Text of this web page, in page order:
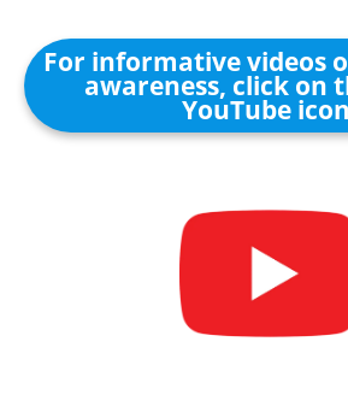
For informative videos
awareness, click on
YouTube